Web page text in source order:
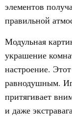
элементов
правильной
Модульная
украшение
настроение.
равнодушным.
притягивает
и даже